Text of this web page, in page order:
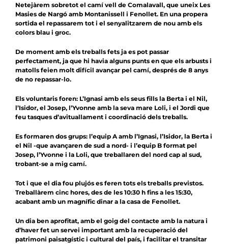
Netejàrem sobretot el camí vell de Comalavall, que uneix Les
Masies de Nargó amb Montanissell i Fenollet. En una propera
sortida el repassarem tot i el senyalitzarem de nou amb els
colors blau i groc.
De moment amb els treballs fets ja es pot passar
perfectament, ja que hi havia alguns punts en que els arbusts i
matolls feien molt difícil avançar pel camí, després de 8 anys
de no repassar-lo.
Els voluntaris foren: L’Ignasi amb els seus fills la Berta i el Nil,
l’Isidor, el Josep, l’Yvonne amb la seva mare Loli, i el Jordi que
feu tasques d’avituallament i coordinació dels treballs.
Es formaren dos grups: l’equip A amb l’Ignasi, l’Isidor, la Berta i
el Nil -que avançaren de sud a nord- i l’equip B format pel
Josep, l’Yvonne i la Loli, que treballaren del nord cap al sud,
trobant-se a mig camí.
Tot i que el dia fou plujós es feren tots els treballs previstos.
Treballàrem cinc hores, des de les 10:30 h fins a les 15:30,
acabant amb un magnífic dinar a la casa de Fenollet.
Un dia ben aprofitat, amb el goig del contacte amb la natura i
d’haver fet un servei important amb la recuperació del
patrimoni paisatgístic i cultural del país, i facilitar el transitar